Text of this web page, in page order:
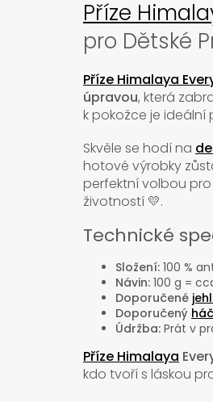
Příze
pro Dětské
Příze Himalaya
úpravou, která
k pokožce je ideální
Skvěle se hodí na
hotové výrobky
perfektní volbou
životností 💛.
Technické
Složení: 100 %
Návin: 100 g =
Doporučené
Doporučený
Údržba: Prát v
Příze Himalaya
kdo tvoří s láskou